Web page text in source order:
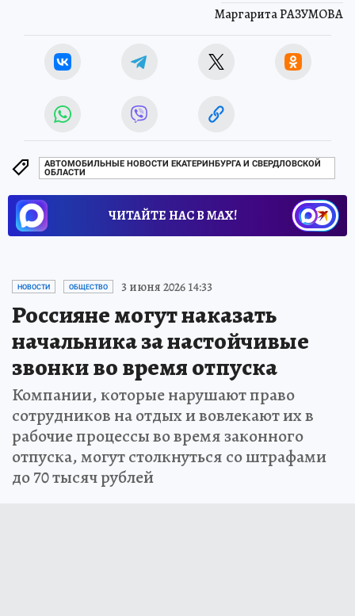
Маргарита РАЗУМОВА
АВТОМОБИЛЬНЫЕ НОВОСТИ ЕКАТЕРИНБУРГА И СВЕРДЛОВСКОЙ
ОБЛАСТИ
ЧИТАЙТЕ НАС В МАХ!
НОВОСТИ ОБЩЕСТВО 3 июня 2026 14:33
Россияне могут наказать
начальника за настойчивые
звонки во время отпуска
Компании, которые нарушают право
сотрудников на отдых и вовлекают их в
рабочие процессы во время законного
отпуска, могут столкнуться со штрафами
до 70 тысяч рублей